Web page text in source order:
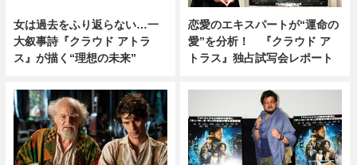
女は過去をふり返らない…一
大叙事詩『クラウド アトラ
ス』が描く“理想の未来”
恋愛のエキスパートが“運命の
愛”を分析！ 『クラウド ア
トラス』独占試写会レポート